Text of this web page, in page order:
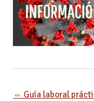
⇔ Guía laboral